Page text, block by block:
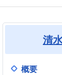
清
概要